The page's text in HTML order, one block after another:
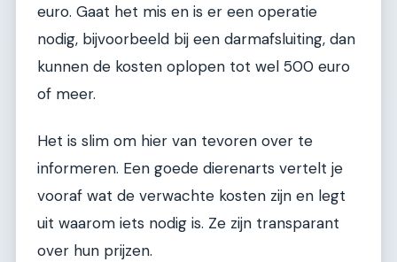
euro. Gaat het mis en is er een operatie
nodig, bijvoorbeeld bij een darmafsluiting, dan
kunnen de kosten oplopen tot wel 500 euro
of meer.
Het is slim om hier van tevoren over te
informeren. Een goede dierenarts vertelt je
vooraf wat de verwachte kosten zijn en legt
uit waarom iets nodig is. Ze zijn transparant
over hun prijzen.